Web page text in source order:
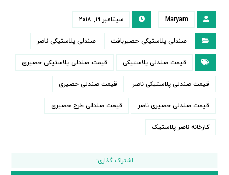
Maryam سپتامبر ۱۹, ۲۰۱۸
صندلی پلاستیکی حصیربافت صندلی پلاستیکی ناصر
قیمت صندلی پلاستیکی قیمت صندلی پلاستیکی حصیری
قیمت صندلی پلاستیکی ناصر قیمت صندلی حصیری
قیمت صندلی حصیری ناصر قیمت صندلی طرح حصیری
کارخانه ناصر پلاستیک